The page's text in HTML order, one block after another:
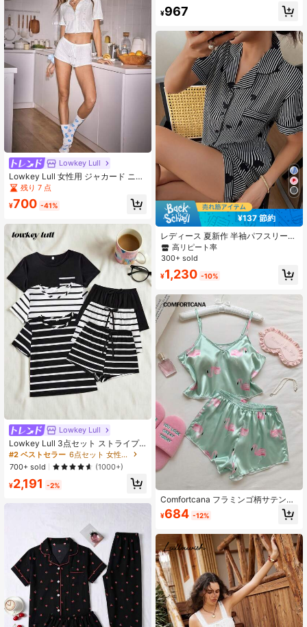
Lowkey Lull
Lowkey Lull 女性用 ジャカード ニッ
ト カジュアル ルームウェアセット
ラペルとフロントボタン付き
残り 7 点
¥700 -41%
Lowkey Lull
Lowkey Lull 3点セット ストライプ
カジュアル 半袖トップ ショーツ レ
ディースパジャマ
#2 ベストセラー
6点セット 女性用パジャマ
700+ sold
(1000+)
¥2,191 -2%
¥967
¥137 節約
レディース 夏新作 半袖パフスリーブ
ストライプ ハート柄 パジャマセッ
ト、耐久性があり変形しにくい、洗
る、デイリーホームウェアに最適な
ラジースイートスタイル、カジュア
ルで多用途、外出着としても着用可
能
高リピート率
300+ sold
¥1,230 -10%
Comfortcana フラミンゴ柄サテンキ
ャミソールトップ&ショーツパジャマ
セット / パジャマセット、エステテ
¥684 -12%